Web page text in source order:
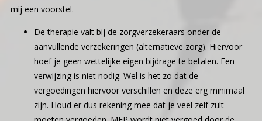
mij een voorstel.
De therapie valt bij de zorgverzekeraars onder de
aanvullende verzekeringen (alternatieve zorg). Hiervoor
hoef je geen wettelijke eigen bijdrage te betalen. Een
verwijzing is niet nodig. Wel is het zo dat de
vergoedingen hiervoor verschillen en deze erg minimaal
zijn. Houd er dus rekening mee dat je veel zelf zult